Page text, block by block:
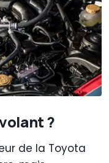
?
de la Toyota